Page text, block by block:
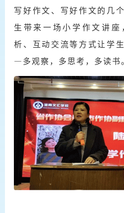
写好作文、写好作文的几
生带来一场小学作文讲
析、互动交流等方式让学
—多观察，多思考，多读书。